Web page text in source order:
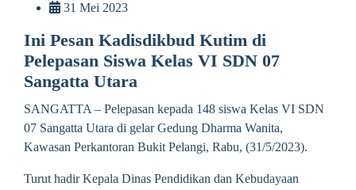
31 Mei 2023
Ini Pesan Kadisdikbud Kutim di
Pelepasan Siswa Kelas VI SDN 07
Sangatta Utara
SANGATTA – Pelepasan kepada 148 siswa Kelas VI SDN
07 Sangatta Utara di gelar Gedung Dharma Wanita,
Kawasan Perkantoran Bukit Pelangi, Rabu, (31/5/2023).
Turut hadir Kepala Dinas Pendidikan dan Kebudayaan